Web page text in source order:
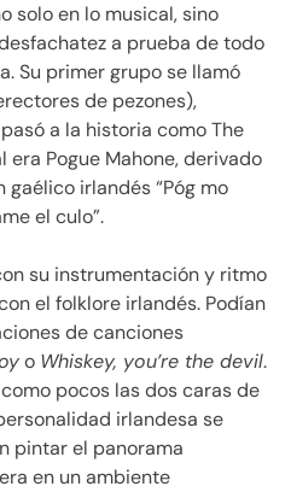
solo en lo musical, sino
a prueba de todo
Su primer grupo se llamó
de pezones),
a la historia como The
era Pogue Mahone, derivado
irlandés “Póg mo
el culo”.
su instrumentación y ritmo
el folklore irlandés. Podían
de canciones
o Whiskey, you’re the devil.
pocos las dos caras de
irlandesa se
pintar el panorama
en un ambiente